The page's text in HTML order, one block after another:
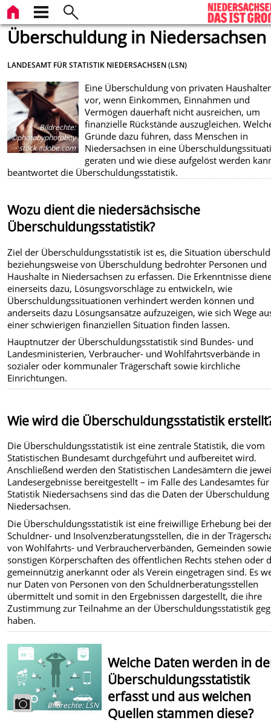
Überschuldung in Niedersachsen
LANDESAMT FÜR STATISTIK NIEDERSACHSEN (LSN)
Bildrechte:
©photobyphotoboy
- stock.adobe.com
Eine Überschuldung von privaten
vor, wenn Einkommen, Einnahmen und
Vermögen dauerhaft nicht ausreichen, um
finanzielle Rückstände auszugleichen.
Gründe dazu führen, dass Menschen in
Niedersachsen in eine
geraten und wie diese aufgelöst werden
beantwortet die Überschuldungsstatistik.
Wozu dient die niedersächsische
Überschuldungsstatistik?
Ziel der Überschuldungsstatistik ist es, die Situation
beziehungsweise von Überschuldung bedrohter Personen und
Haushalte in Niedersachsen zu erfassen. Die Erkenntnisse
einerseits dazu, Lösungsvorschläge zu entwickeln, wie
Überschuldungssituationen verhindert werden können und
anderseits dazu Lösungsansätze aufzuzeigen, wie sich Wege
einer schwierigen finanziellen Situation finden lassen.
Hauptnutzer der Überschuldungsstatistik sind Bundes- und
Landesministerien, Verbraucher- und Wohlfahrtsverbände in
sozialer oder kommunaler Trägerschaft sowie kirchliche
Einrichtungen.
Wie wird die Überschuldungsstatistik
Die Überschuldungsstatistik ist eine zentrale Statistik, die vom
Statistischen Bundesamt durchgeführt und aufbereitet wird.
Anschließend werden den Statistischen Landesämtern die
Landesergebnisse bereitgestellt – im Falle des Landesamtes für
Statistik Niedersachsens sind das die Daten der
Niedersachsen.
Die Überschuldungsstatistik ist eine freiwillige Erhebung bei
Schuldner- und Insolvenzberatungsstellen, die in der
von Wohlfahrts- und Verbraucherverbänden, Gemeinden
sonstigen Körperschaften des öffentlichen Rechts stehen oder
gemeinnützig anerkannt oder als Verein eingetragen sind. Es
nur Daten von Personen von den Schuldnerberatungsstellen
übermittelt und somit in den Ergebnissen dargestellt, die ihre
Zustimmung zur Teilnahme an der Überschuldungsstatistik
haben.
Bildrechte:LSN
Welche Daten werden in
Überschuldungsstatistik
erfasst und aus welchen
Quellen stammen diese?